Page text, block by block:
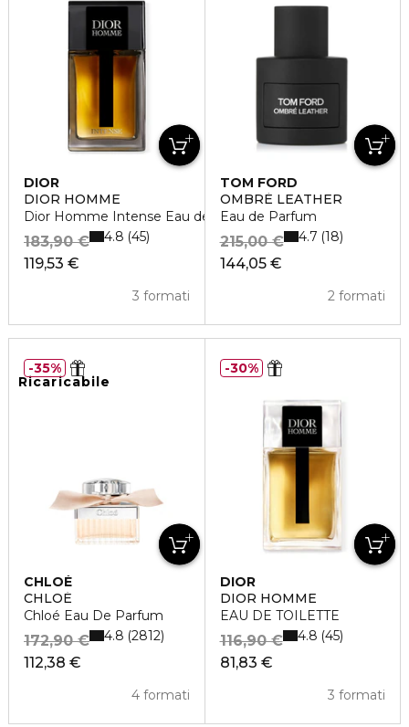
DIOR
DIOR HOMME
Dior Homme Intense Eau de Parfum
119,53 €
183,90 €
3 formati
4.8 45
TOM FORD
OMBRÈ LEATHER
Eau de Parfum
144,05 €
215,00 €
2 formati
4.7 18
Ricaricabile
CHLOÉ
CHLOÉ
Chloé Eau De Parfum
112,38 €
172,90 €
4 formati
4.8 2812
35%
DIOR
DIOR HOMME
EAU DE TOILETTE
81,83 €
116,90 €
3 formati
4.8 45
30%